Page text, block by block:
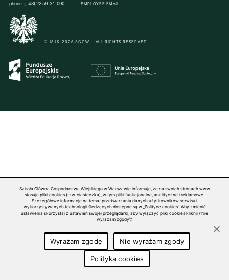
phone:(+48) 2259-31-000
EMPLOYEE EMAIL
© 1816–2026 SGGW — ALL RIGHTS RESERVED
Szkoła Główna Gospodarstwa Wiejskiego w Warszawie informuje, że na swoich stronach www
stosuje pliki cookies (tzw. ciasteczka), w tym pliki funkcjonalne, analityczne i reklamowe.
Szczegółowe informacje na temat przetwarzania danych użytkowników serwisu i
wykorzystywanych technologii śledzących dostępne są w „Polityce cookies”. Aby zmienić
ustawienia skorzystaj z ustawień swojej przeglądarki, aby wyłączyć pliki cookies kliknij \"Nie
wyrażam zgody\".
Wyrażam zgodę Nie wyrażam zgody
Polityka cookies